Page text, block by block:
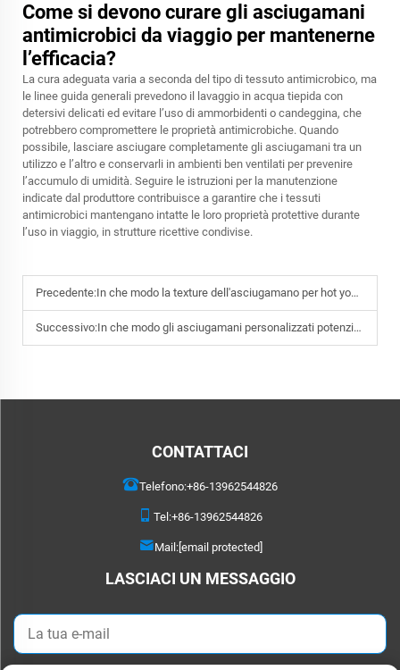
Come si devono curare gli asciugamani
antimicrobici da viaggio per mantenerne
l’efficacia?
La cura adeguata varia a seconda del tipo di tessuto antimicrobico, ma
le linee guida generali prevedono il lavaggio in acqua tiepida con
detersivi delicati ed evitare l’uso di ammorbidenti o candeggina, che
potrebbero compromettere le proprietà antimicrobiche. Quando
possibile, lasciare asciugare completamente gli asciugamani tra un
utilizzo e l’altro e conservarli in ambienti ben ventilati per prevenire
l’accumulo di umidità. Seguire le istruzioni per la manutenzione
indicate dal produttore contribuisce a garantire che i tessuti
antimicrobici mantengano intatte le loro proprietà protettive durante
l’uso in viaggio, in strutture ricettive condivise.
Precedente:In che modo la texture dell'asciugamano per hot yoga influisce sull'efficienza di assorbimento del sudore?
Successivo:In che modo gli asciugamani personalizzati potenziano il branding per club balneari e resort?
CONTATTACI
Telefono:+86-13962544826
Tel:+86-13962544826
Mail:[email protected]
LASCIACI UN MESSAGGIO